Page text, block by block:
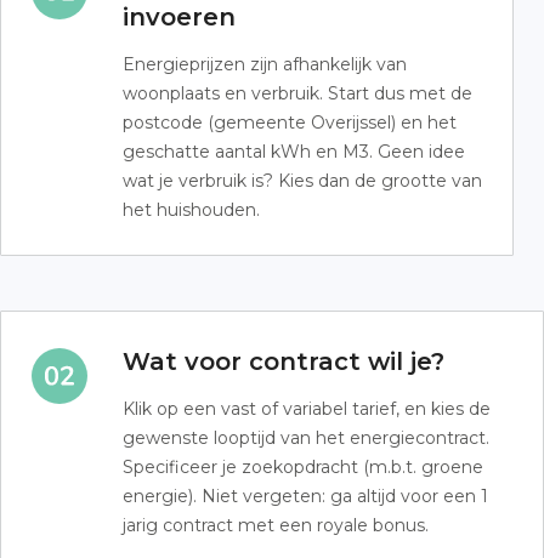
invoeren
Energieprijzen zijn afhankelijk van
woonplaats en verbruik. Start dus met de
postcode (gemeente Overijssel) en het
geschatte aantal kWh en M3. Geen idee
wat je verbruik is? Kies dan de grootte van
het huishouden.
Wat voor contract wil je?
Klik op een vast of variabel tarief, en kies de
gewenste looptijd van het energiecontract.
Specificeer je zoekopdracht (m.b.t. groene
energie). Niet vergeten: ga altijd voor een 1
jarig contract met een royale bonus.